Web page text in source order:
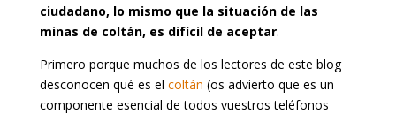
ciudadano, lo mismo que la situación de las
minas de coltán, es difícil de aceptar.
Primero porque muchos de los lectores de este blog
desconocen qué es el coltán (os advierto que es un
componente esencial de todos vuestros teléfonos